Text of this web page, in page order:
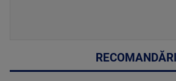
RECOMANDĂRI